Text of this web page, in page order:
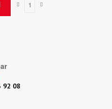
92 08